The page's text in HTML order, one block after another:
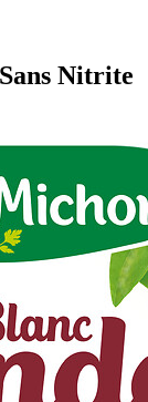
Nitrite